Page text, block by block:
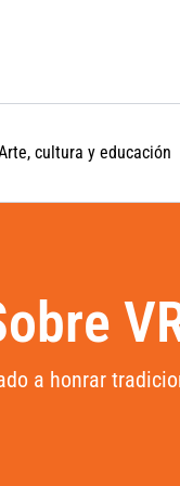
cultura y educación
a honrar